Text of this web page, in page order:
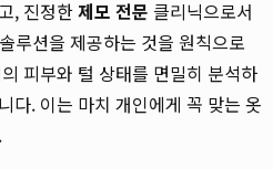
, 진정한제모 전문 클리닉으로서
루션을 제공하는 것을 원칙으로
피부와 털 상태를 면밀히 분석하
다. 이는 마치 개인에게 꼭 맞는 옷